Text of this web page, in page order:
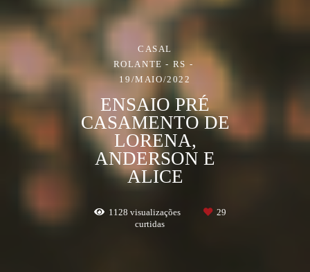
CASAL
ROLANTE - RS
19/MAIO/2022
ENSAIO PRÉ
CASAMENTO DE
LORENA,
ANDERSON E
ALICE
1128 visualizações
29
curtidas